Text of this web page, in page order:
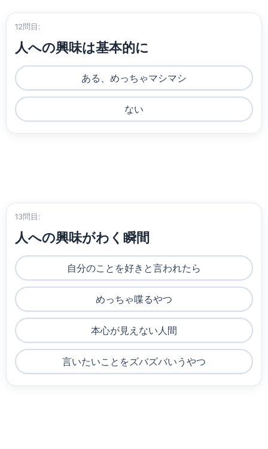
12問目:
人への興味は基本的に
ある、めっちゃマシマシ
ない
13問目:
人への興味がわく瞬間
自分のことを好きと言われたら
めっちゃ喋るやつ
本心が見えない人間
言いたいことをズバズバいうやつ